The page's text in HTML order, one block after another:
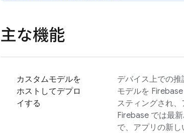
主な機能
カスタムモデルを
ホストしてデプロ
イする
デバイス上での推
モデルを
スティングされ、
Firebase では最
で、アプリの新